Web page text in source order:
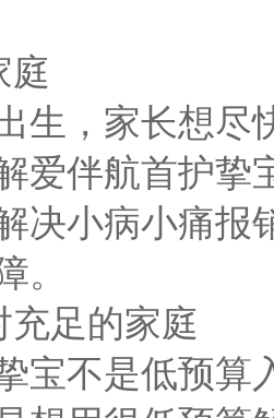
庭
生，家长想尽
爱伴航首护挚
决小病小痛报
。
充足的家庭
宝不是低预算